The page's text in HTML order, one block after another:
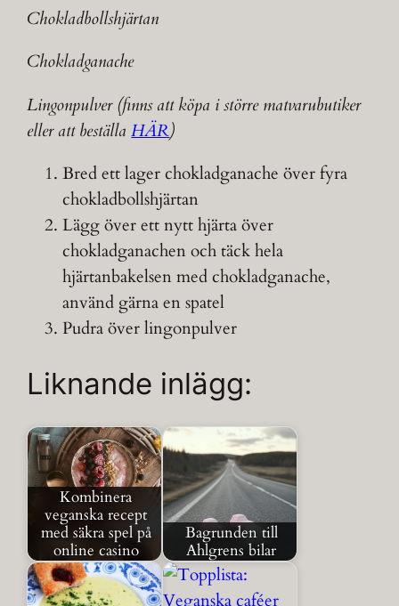
Chokladbollshjärtan
Chokladganache
Lingonpulver (finns att köpa i större matvarubutiker
eller att beställaHÄR)
Bred ett lager chokladganache över fyra
chokladbollshjärtan
Lägg över ett nytt hjärta över
chokladganachen och täck hela
hjärtanbakelsen med chokladganache,
använd gärna en spatel
Pudra över lingonpulver
Liknande inlägg:
Kombinera
veganska recept
med säkra spel på
online casino
Bagrunden till
Ahlgrens bilar